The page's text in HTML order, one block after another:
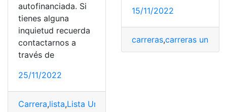
autofinanciada. Si
tienes alguna
inquietud recuerda
contactarnos a
través de
25/11/2022
Carrera,lista,Lista Universidades
15/11/2022
carreras,carreras